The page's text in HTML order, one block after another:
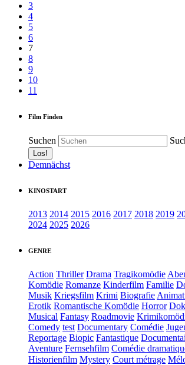
3
4
5
6
7
8
9
10
11
Film Finden
Suchen
Demnächst
KINOSTART
2013 2014 2015 2016 2017 2018 2019
2024 2025 2026
GENRE
Action Thriller Drama Tragikomödie
Komödie Romanze Kinderfilm Familie
Musik Kriegsfilm Krimi Biografie
Erotik Romantische Komödie Horror
Musical Fantasy Roadmovie
Comedy test Documentary Comédie
Reportage Biopic Fantastique
Aventure Fernsehfilm Comédie
Historienfilm Mystery Court métrage